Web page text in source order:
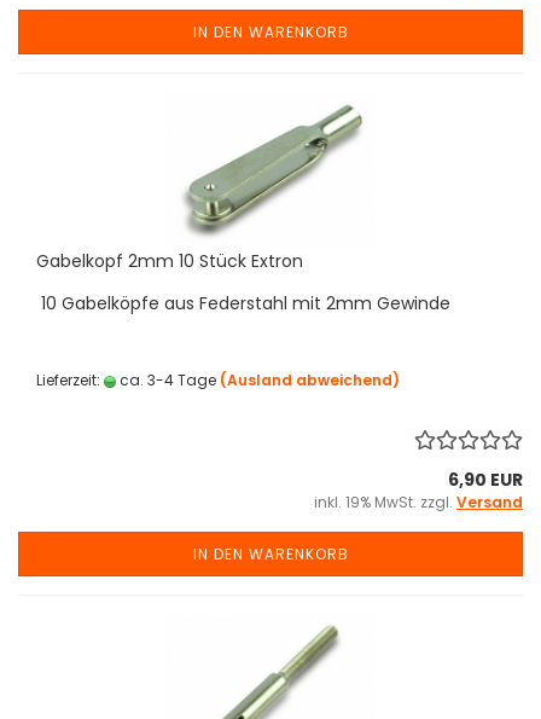
IN DEN WARENKORB
Gabelkopf 2mm 10 Stück Extron
10 Gabelköpfe aus Federstahl mit 2mm Gewinde
Lieferzeit: ca. 3-4 Tage (Ausland abweichend)
6,90 EUR
inkl. 19% MwSt. zzgl. Versand
IN DEN WARENKORB